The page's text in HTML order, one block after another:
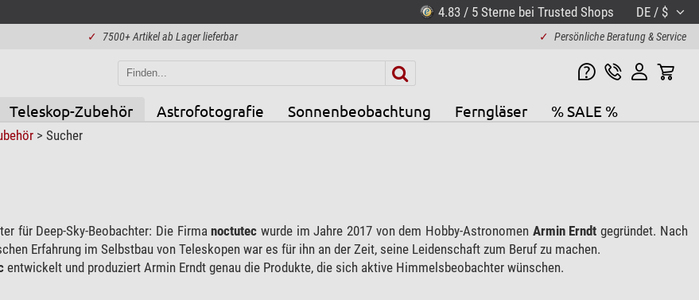
4.83 / 5 Sterne bei Trusted Shops DE / $
✓ 7500+ Artikel ab Lager lieferbar ✓ Persönliche Beratung & Service
Teleskop-Zubehör Astrofotografie Sonnenbeobachtung Ferngläser % SALE %
> Sucher
für Deep-Sky-Beobachter: Die Firma noctutec wurde im Jahre 2017 von dem Hobby-Astronomen Armin Erndt gegründet. Nach
Erfahrung im Selbstbau von Teleskopen war es für ihn an der Zeit, seine Leidenschaft zum Beruf zu machen.
entwickelt und produziert Armin Erndt genau die Produkte, die sich aktive Himmelsbeobachter wünschen.